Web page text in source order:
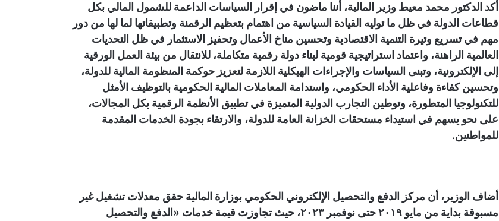
أكد الدكتور محمد معيط وزير المالية، أننا ماضون في إقرار السياسات الداعمة للشمول المالي بكل
قطاعات الدولة في ظل ما توليه القيادة السياسية من اهتمام بتعظيم الرقمنة وتطبيقاتها لما لها من دور
مهم في تسريع وتيرة التنمية الاقتصادية وتحسين مناخ الأعمال وتحفيز الاستثمار في ظل التحديات
العالمية الراهنة، واعتماد استراتيجية قومية لبناء دولة رقمية متكاملة، للانتقال من بيئة العمل الورقية
إلى الإلكترونية، وتبنى السياسات والإجراءات الهيكلية اللازمة لتعزيز حوكمة المنظومة المالية للدولة،
وتحسين كفاءة وفاعلية الأداء الحكومي، واستدامة المعاملات المالية الحكومية بالتوظيف الأمثل
للتكنولوجيا المتطورة، وتوطين التجارب الدولية المتميزة في تطبيق الأنظمة الرقمية بكل المجالات،
على نحو يسهم في استيداء مستحقات الخزانة العامة للدولة، والارتقاء بجودة الخدمات المقدمة
للمواطنين.
أضاف الوزير، أن مركز الدفع والتحصيل الإلكتروني الحكومي بوزارة المالية حقق معدلات تشغيل غير
مسبوقة بداية من مايو ٢٠١٩ حتى نوفمبر ٢٠٢٣، حيث تجاوزت قيمة خدمات «الدفع والتحصيل